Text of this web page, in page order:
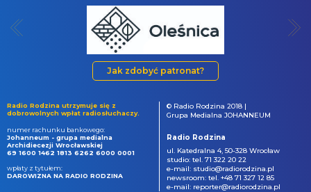
Jak zdobyć patronat?
Radio Rodzina utrzymuje się z
dobrowolnych wpłat radiosłuchaczy.
numer rachunku bankowego:
Johanneum - grupa medialna
Archidiecezji Wrocławskiej
69 1600 1462 1813 6262 6000 0001
wpłaty z tytułem:
DAROWIZNA NA RADIO RODZINA
© Radio Rodzina 2018 |
Grupa Medialna JOHANNEUM
Radio Rodzina
ul. Katedralna 4, 50-328 Wrocław
studio: tel. 71 322 20 22
e-mail: studio@radiorodzina.pl
newsroom: tel. +48 71 327 12 85
e-mail: reporter@radiorodzina.pl